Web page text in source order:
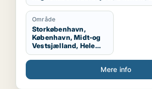
Område
Storkøbenhavn,
København, Midt-og
Vestsjælland, Hele
Sjælland
Mere info